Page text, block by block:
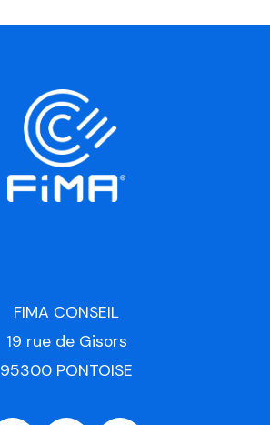
FIMA CONSEIL
19 rue de Gisors
95300 PONTOISE